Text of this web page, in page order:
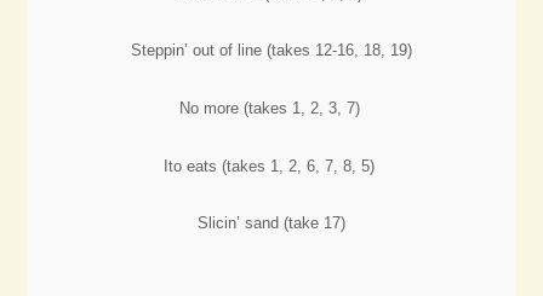
Steppin’ out of line (takes 12-16, 18, 19)
No more (takes 1, 2, 3, 7)
Ito eats (takes 1, 2, 6, 7, 8, 5)
Slicin’ sand (take 17)